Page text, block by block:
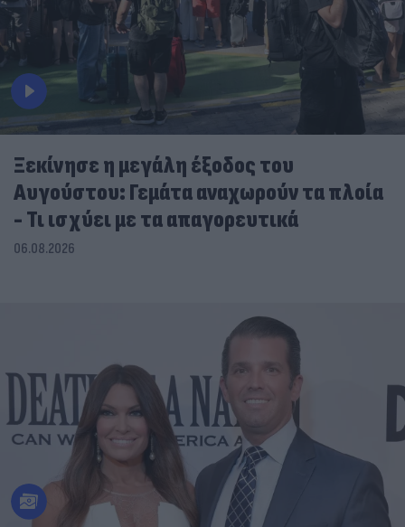
Ξεκίνησε η μεγάλη έξοδος του
Αυγούστου: Γεμάτα αναχωρούν τα πλοία
- Τι ισχύει με τα απαγορευτικά
06.08.2026